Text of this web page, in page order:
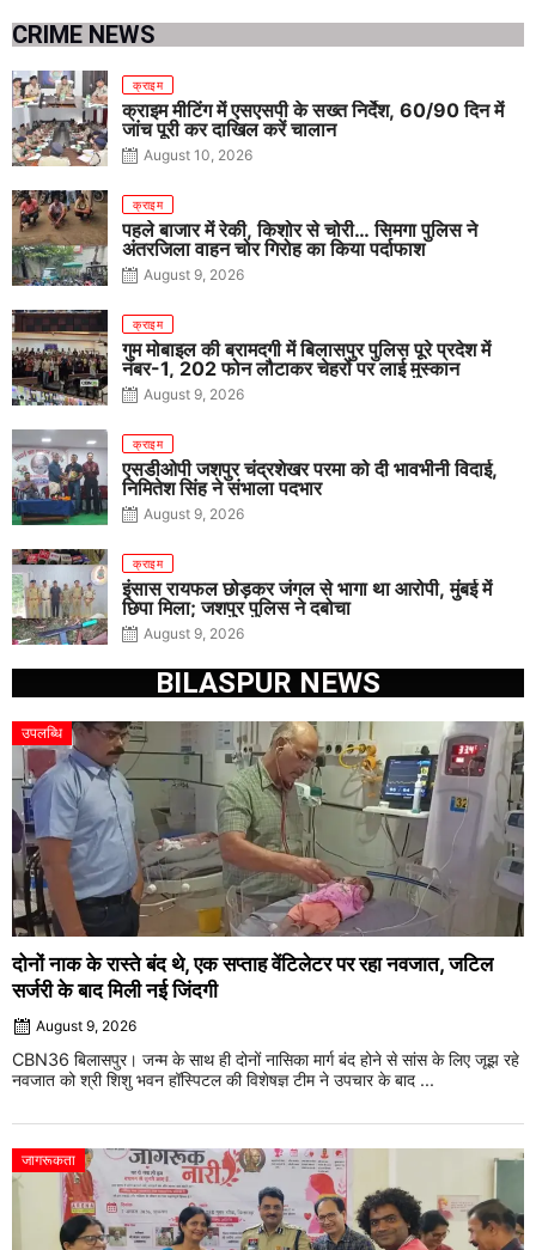
CRIME NEWS
क्राइम
क्राइम मीटिंग में एसएसपी के सख्त निर्देश, 60/90 दिन में
जांच पूरी कर दाखिल करें चालान
August 10, 2026
क्राइम
पहले बाजार में रेकी, किशोर से चोरी… सिमगा पुलिस ने
अंतरजिला वाहन चोर गिरोह का किया पर्दाफाश
August 9, 2026
क्राइम
गुम मोबाइल की बरामदगी में बिलासपुर पुलिस पूरे प्रदेश में
नंबर-1, 202 फोन लौटाकर चेहरों पर लाई मुस्कान
August 9, 2026
क्राइम
एसडीओपी जशपुर चंद्रशेखर परमा को दी भावभीनी विदाई,
निमितेश सिंह ने संभाला पदभार
August 9, 2026
क्राइम
इंसास रायफल छोड़कर जंगल से भागा था आरोपी, मुंबई में
छिपा मिला; जशपुर पुलिस ने दबोचा
August 9, 2026
BILASPUR NEWS
उपलब्धि
दोनों नाक के रास्ते बंद थे, एक सप्ताह वेंटिलेटर पर रहा नवजात, जटिल
सर्जरी के बाद मिली नई जिंदगी
August 9, 2026
CBN36 बिलासपुर। जन्म के साथ ही दोनों नासिका मार्ग बंद होने से सांस के लिए जूझ रहे
नवजात को श्री शिशु भवन हॉस्पिटल की विशेषज्ञ टीम ने उपचार के बाद ...
जागरूकता